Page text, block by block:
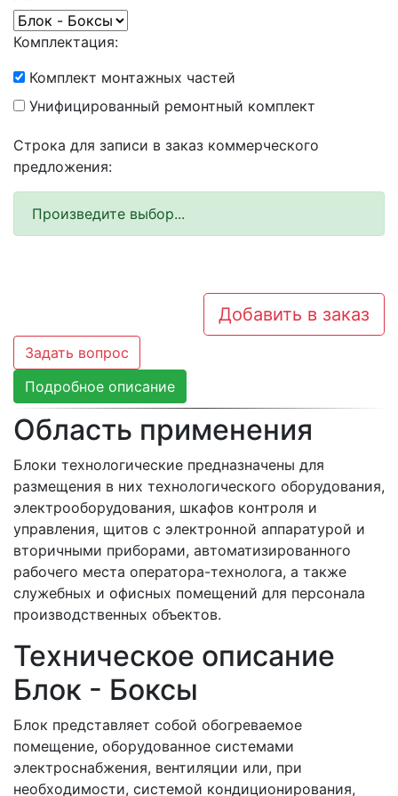
Комплектация:
Комплект монтажных частей
Унифицированный ремонтный комплект
Строка для записи в заказ коммерческого
предложения:
Произведите выбор...
Добавить в заказ
Задать вопрос
Подробное описание
Область применения
Блоки технологические предназначены для
размещения в них технологического оборудования,
электрооборудования, шкафов контроля и
управления, щитов с электронной аппаратурой и
вторичными приборами, автоматизированного
рабочего места оператора-технолога, а также
служебных и офисных помещений для персонала
производственных объектов.
Техническое описание
Блок - Боксы
Блок представляет собой обогреваемое
помещение, оборудованное системами
электроснабжения, вентиляции или, при
необходимости, системой кондиционирования,